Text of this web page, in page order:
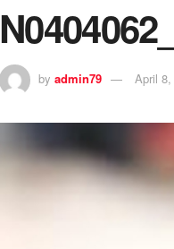
by admin79 April